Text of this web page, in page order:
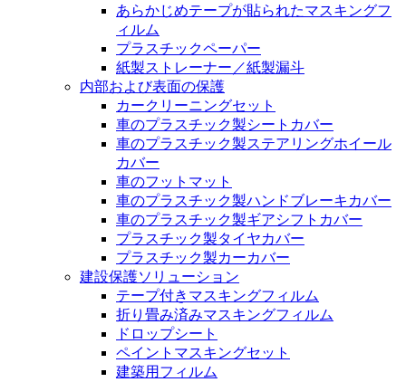
あらかじめテープが貼られたマスキングフ
ィルム
プラスチックペーパー
紙製ストレーナー／紙製漏斗
内部および表面の保護
カークリーニングセット
車のプラスチック製シートカバー
車のプラスチック製ステアリングホイール
カバー
車のフットマット
車のプラスチック製ハンドブレーキカバー
車のプラスチック製ギアシフトカバー
プラスチック製タイヤカバー
プラスチック製カーカバー
建設保護ソリューション
テープ付きマスキングフィルム
折り畳み済みマスキングフィルム
ドロップシート
ペイントマスキングセット
建築用フィルム